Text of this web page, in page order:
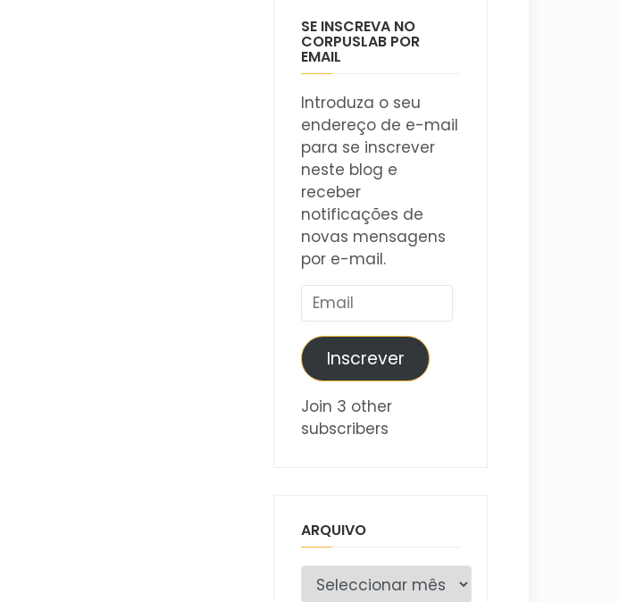
SE INSCREVA NO
CORPUSLAB POR
EMAIL
Introduza o seu
endereço de e-mail
para se inscrever
neste blog e
receber
notificações de
novas mensagens
por e-mail.
Email
Inscrever
Join 3 other
subscribers
ARQUIVO
Arquivo